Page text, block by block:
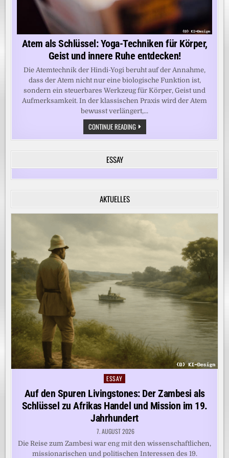
Atem als Schlüssel: Yoga-Techniken für Körper,
Geist und innere Ruhe entdecken!
Die Atemtechnik der Hindi-Yogi beruht auf der Annahme,
dass der Atem nicht nur eine biologische Funktion ist,
sondern ein steuerbares Werkzeug für Körper, Geist und
Aufmerksamkeit. In der klassischen Praxis wird der Atem
bewusst verlängert,...
CONTINUE READINGATEM
ALS
SCHLÜSSEL:
TECHNIKEN
KÖRPER,
UND
RUHE
ESSAY
AKTUELLES
Posted
ESSAY
Auf den Spuren Livingstones: Der Zambesi als
Schlüssel zu Afrikas Handel und Mission im 19.
Jahrhundert
7. AUGUST 2026
Die Reise zum Zambesi war eng mit den wissenschaftlichen,
missionarischen und politischen Interessen des 19.